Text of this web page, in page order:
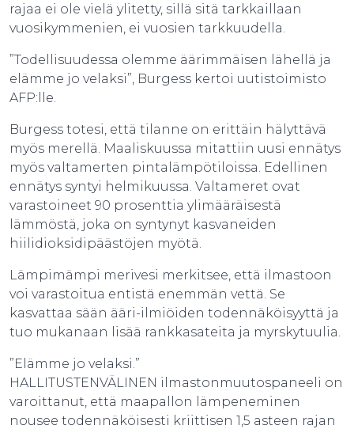
rajaa ei ole vielä ylitetty, sillä sitä tarkkaillaan
vuosikymmenien, ei vuosien tarkkuudella.
”Todellisuudessa olemme äärimmäisen lähellä ja
elämme jo velaksi”, Burgess kertoi uutistoimisto
AFP:lle.
Burgess totesi, että tilanne on erittäin hälyttävä
myös merellä. Maaliskuussa mitattiin uusi ennätys
myös valtamerten pintalämpötiloissa. Edellinen
ennätys syntyi helmikuussa. Valtameret ovat
varastoineet 90 prosenttia ylimääräisestä
lämmöstä, joka on syntynyt kasvaneiden
hiilidioksidipäästöjen myötä.
Lämpimämpi merivesi merkitsee, että ilmastoon
voi varastoitua entistä enemmän vettä. Se
kasvattaa sään ääri-ilmiöiden todennäköisyyttä ja
tuo mukanaan lisää rankkasateita ja myrskytuulia.
”Elämme jo velaksi.”
HALLITUSTENVÄLINEN ilmastonmuutospaneeli on
varoittanut, että maapallon lämpeneminen
nousee todennäköisesti kriittisen 1,5 asteen rajan